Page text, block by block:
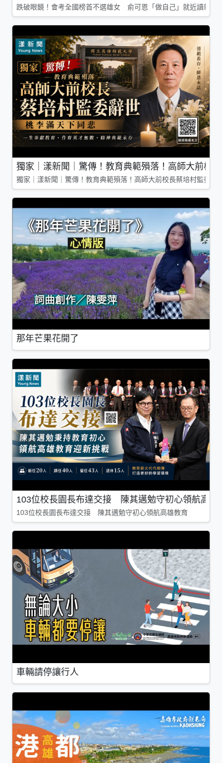
跌破眼鏡！會考全國榜首不選雄女 俞可恩「做自己」就近讀新莊
獨家｜漾新聞｜驚傳！教育典範殞落！高師大前校
獨家｜漾新聞｜驚傳！教育典範殞落！高師大前校長蔡培村監委
那年芒果花開了
103位校長園長布達交接 陳其邁勉守初心領航高雄
103位校長園長布達交接 陳其邁勉守初心領航高雄教育
車輛請停讓行人